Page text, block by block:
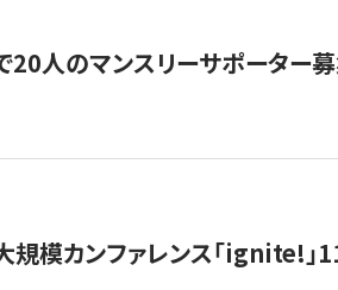
20人のマンスリーサポーター
規模カンファレンス「ignite!」